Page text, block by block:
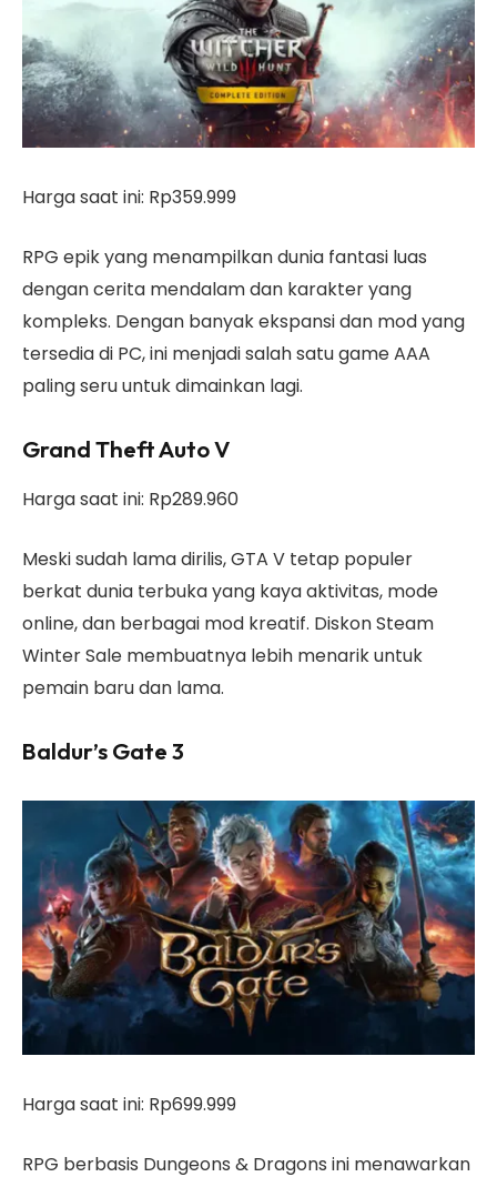
Harga saat ini: Rp359.999
RPG epik yang menampilkan dunia fantasi luas
dengan cerita mendalam dan karakter yang
kompleks. Dengan banyak ekspansi dan mod yang
tersedia di PC, ini menjadi salah satu game AAA
paling seru untuk dimainkan lagi.
Grand Theft Auto V
Harga saat ini: Rp289.960
Meski sudah lama dirilis, GTA V tetap populer
berkat dunia terbuka yang kaya aktivitas, mode
online, dan berbagai mod kreatif. Diskon Steam
Winter Sale membuatnya lebih menarik untuk
pemain baru dan lama.
Baldur’s Gate 3
Harga saat ini: Rp699.999
RPG berbasis Dungeons & Dragons ini menawarkan